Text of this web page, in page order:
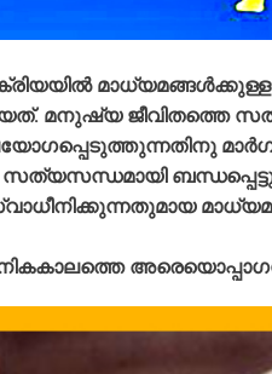
മനുഷ്യ ജീവിതത്തെ
സത്യസന്ധമായി
സ്വാധീനിക്കുന്നതുമായ